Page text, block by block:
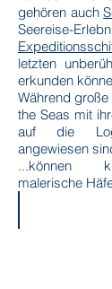
gehören auch
Seereise-
letzten
erkunden
Während
the Seas mit
auf die
angewiesen
...können
malerische